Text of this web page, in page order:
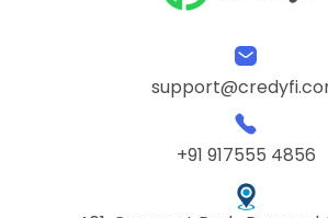
+91 917555 4856